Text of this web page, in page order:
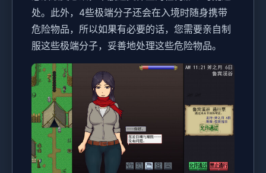
处。此外，4些极端分子还会在入境时随身携带
危险物品，所以如果有必要的话，您需要亲自制
服这些极端分子，妥善地处理这些危险物品。